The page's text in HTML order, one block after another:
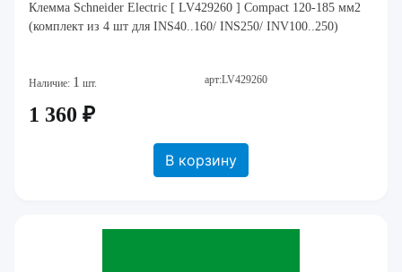
Клемма Schneider Electric [ LV429260 ] Compact 120-185 мм2
(комплект из 4 шт для INS40..160/ INS250/ INV100..250)
Наличие: 1 шт. арт:LV429260
1 360 ₽
В корзину